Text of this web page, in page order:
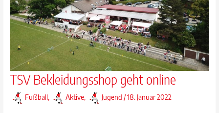
TSV Bekleidungsshop geht online
Fußball, Aktive, Jugend /18. Januar 2022